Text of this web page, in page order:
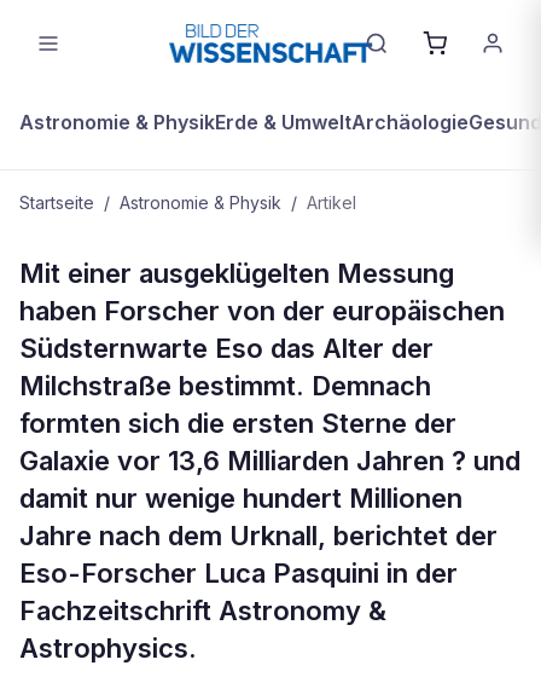
Astronomie & PhysikErde & UmweltArchäologie
Startseite / Astronomie & Physik / Artikel
Gründungsmitglied des Universums:
Milchstraße ist 13.6 Milliarden Jahre
alt
Mit einer ausgeklügelten Messung
haben Forscher von der europäischen
Südsternwarte Eso das Alter der
Milchstraße bestimmt. Demnach
formten sich die ersten Sterne der
Galaxie vor 13,6 Milliarden Jahren ? und
damit nur wenige hundert Millionen
Jahre nach dem Urknall, berichtet der
Eso-Forscher Luca Pasquini in der
Fachzeitschrift Astronomy &
Astrophysics.